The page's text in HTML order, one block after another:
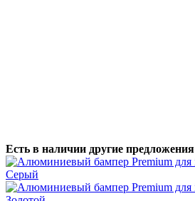
Есть в наличии другие предложения